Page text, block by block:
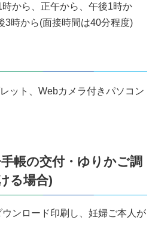
から、正午から、午後1時か
3時から(面接時間は40分程度)
ット、Webカメラ付きパソコン
帳の交付・ゆりかご調
る場合)
ンロード印刷し、妊婦ご本人が